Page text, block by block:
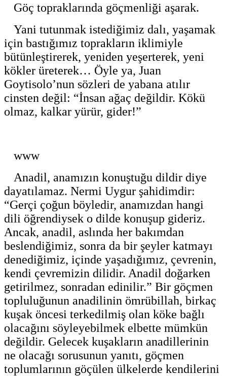
Göç topraklarında göçmenliği aşarak.
Yani tutunmak istediğimiz dalı, yaşamak
için bastığımız toprakların iklimiyle
bütünleştirerek, yeniden yeşerterek, yeni
kökler üreterek… Öyle ya, Juan
Goytisolo’nun sözleri de yabana atılır
cinsten değil: “İnsan ağaç değildir. Kökü
olmaz, kalkar yürür, gider!”
www
Anadil, anamızın konuştuğu dildir diye
dayatılamaz. Nermi Uygur şahidimdir:
“Gerçi çoğun böyledir, anamızdan hangi
dili öğrendiysek o dilde konuşup gideriz.
Ancak, anadil, aslında her bakımdan
beslendiğimiz, sonra da bir şeyler katmayı
denediğimiz, içinde yaşadığımız, çevrenin,
kendi çevremizin dilidir. Anadil doğarken
getirilmez, sonradan edinilir.” Bir göçmen
topluluğunun anadilinin ömrübillah, birkaç
kuşak öncesi terkedilmiş olan köke bağlı
olacağını söyleyebilmek elbette mümkün
değildir. Gelecek kuşakların anadillerinin
ne olacağı sorusunun yanıtı, göçmen
toplumlarının göçülen ülkelerde kendilerini